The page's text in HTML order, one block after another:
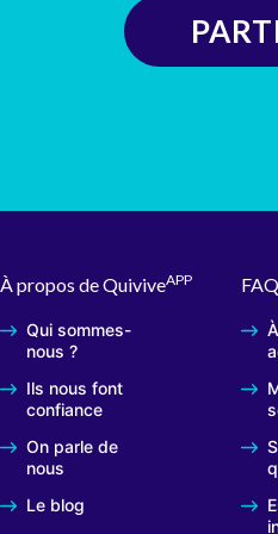
À propos de QuiviveAPP
Qui sommes-
nous ?
Ils nous font
confiance
On parle de
nous
Le blog